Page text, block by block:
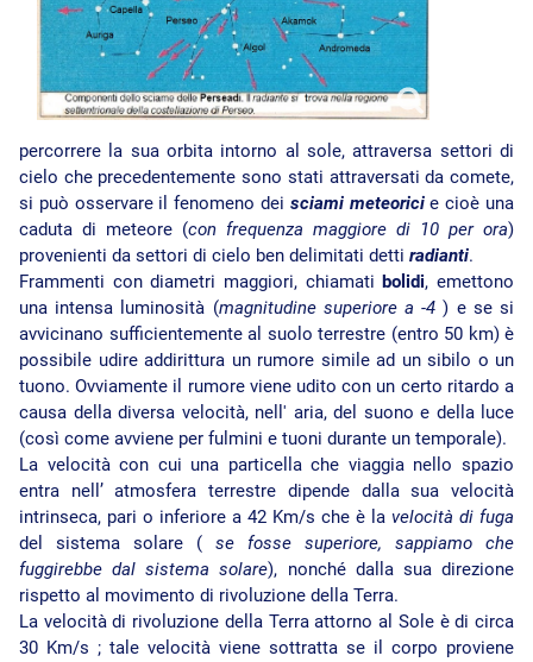
percorrere la sua orbita intorno al sole, attraversa settori di
cielo che precedentemente sono stati attraversati da comete,
si può osservare il fenomeno dei sciami meteoricie cioè una
caduta di meteore (con frequenza maggiore di 10 per ora)
provenienti da settori di cielo ben delimitati detti radianti.
Frammenti con diametri maggiori, chiamatibolidi, emettono
una intensa luminosità (magnitudine superiore a -4) e se si
avvicinano sufficientemente al suolo terrestre (entro 50 km) è
possibile udire addirittura un rumore simile ad un sibilo o un
tuono. Ovviamente il rumore viene udito con un certo ritardo a
causa della diversa velocità, nell' aria, del suono e della luce
(così come avviene per fulmini e tuoni durante un temporale).
La velocità con cui una particella che viaggia nello spazio
entra nell’ atmosfera terrestre dipende dalla sua velocità
intrinseca, pari o inferiore a 42 Km/s che è la velocità di fuga
del sistema solare ( se fosse superiore, sappiamo che
fuggirebbe dal sistema solare), nonché dalla sua direzione
rispetto al movimento di rivoluzione della Terra.
La velocità di rivoluzione della Terra attorno al Sole è di circa
30 Km/s ; tale velocità viene sottratta se il corpo proviene